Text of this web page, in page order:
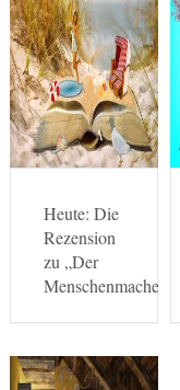
Heute: Die
Rezension
zu „Der
Menschenmacher“…